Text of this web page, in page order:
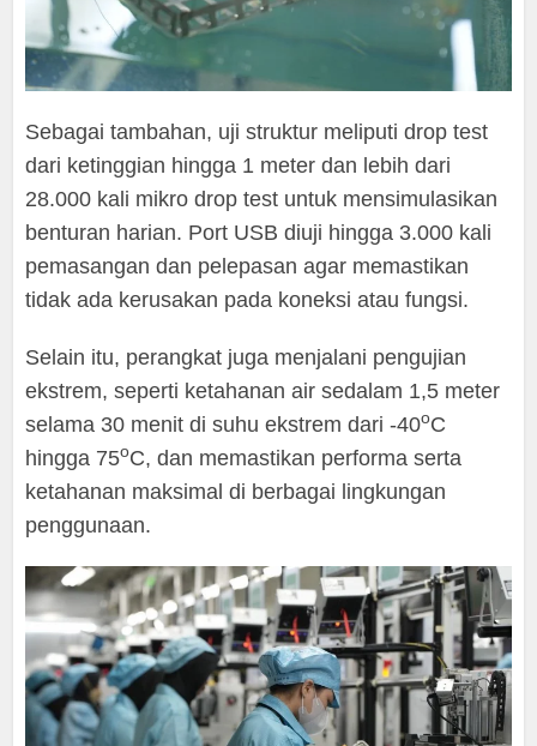
Sebagai tambahan, uji struktur meliputi drop test
dari ketinggian hingga 1 meter dan lebih dari
28.000 kali mikro drop test untuk mensimulasikan
benturan harian. Port USB diuji hingga 3.000 kali
pemasangan dan pelepasan agar memastikan
tidak ada kerusakan pada koneksi atau fungsi.
Selain itu, perangkat juga menjalani pengujian
ekstrem, seperti ketahanan air sedalam 1,5 meter
selama 30 menit di suhu ekstrem dari -40oC
hingga 75oC, dan memastikan performa serta
ketahanan maksimal di berbagai lingkungan
penggunaan.